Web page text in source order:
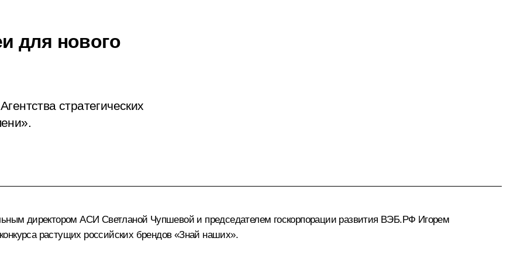
для нового
стратегических
директором АСИ Светланой Чупшевой и председателем госкорпорации развития ВЭБ.РФ Игорем
растущих российских брендов «Знай наших».